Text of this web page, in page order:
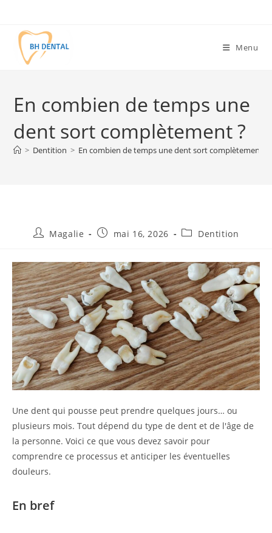
Menu
En combien de temps une
dent sort complètement ?
> Dentition > En combien de temps une dent sort complètement ?
Magalie mai 16, 2026 Dentition
Une dent qui pousse peut prendre quelques jours… ou
plusieurs mois. Tout dépend du type de dent et de l'âge de
la personne. Voici ce que vous devez savoir pour
comprendre ce processus et anticiper les éventuelles
douleurs.
En bref